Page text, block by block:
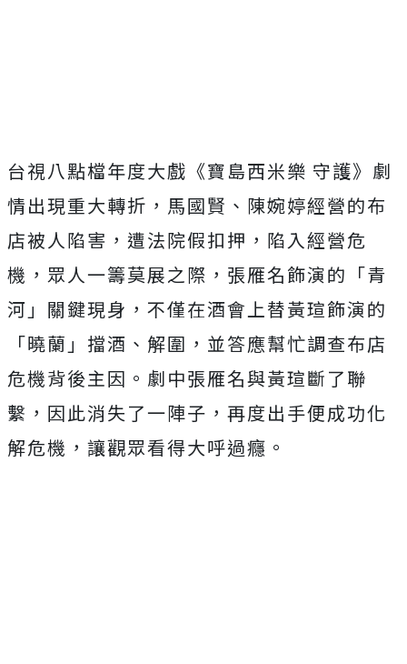
台視八點檔年度大戲《寶島西米樂 守護》劇
情出現重大轉折，馬國賢、陳婉婷經營的布
店被人陷害，遭法院假扣押，陷入經營危
機，眾人一籌莫展之際，張雁名飾演的「青
河」關鍵現身，不僅在酒會上替黃瑄飾演的
「曉蘭」擋酒、解圍，並答應幫忙調查布店
危機背後主因。劇中張雁名與黃瑄斷了聯
繫，因此消失了一陣子，再度出手便成功化
解危機，讓觀眾看得大呼過癮。